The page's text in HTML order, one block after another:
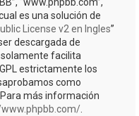
es una solución de
License v2 en Ingles”
descargada de
solamente facilita
estrictamente los
como
más información